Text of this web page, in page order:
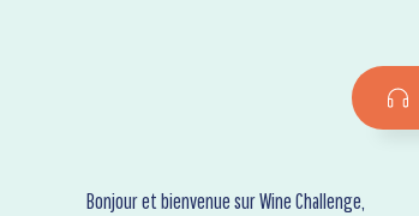
Bonjour et bienvenue sur Wine Challenge,